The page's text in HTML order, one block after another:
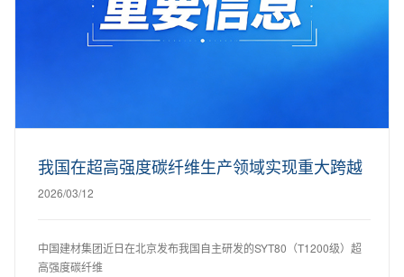
我国在超高强度碳纤维生产领域实现重大跨越
2026/03/12
中国建材集团近日在北京发布我国自主研发的SYT80（T1200级）超
高强度碳纤维